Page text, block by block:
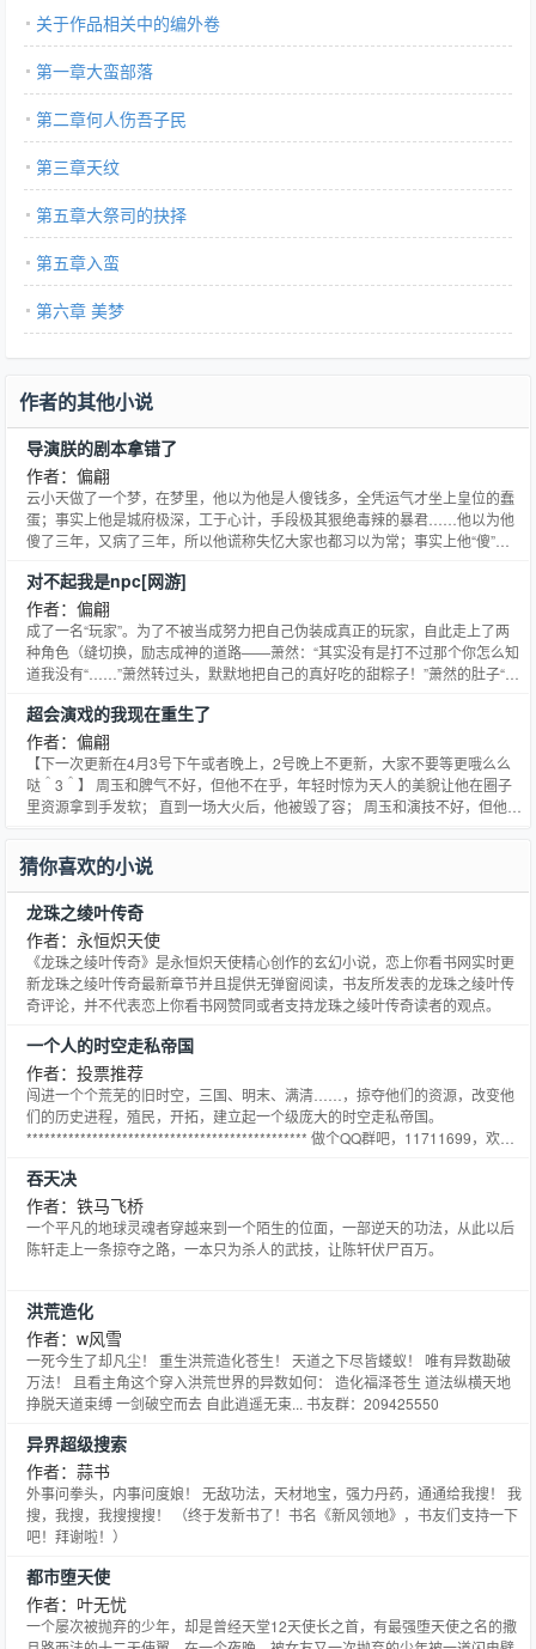
关于作品相关中的编外卷
第一章大蛮部落
第二章何人伤吾子民
第三章天纹
第五章大祭司的抉择
第五章入蛮
第六章 美梦
作者的其他小说
导演朕的剧本拿错了
作者：偏翩
云小天做了一个梦，在梦里，他以为他是人傻钱多，全凭运气才坐上皇位的蠢
蛋；事实上他是城府极深，工于心计，手段极其狠绝毒辣的暴君……他以为他
傻了三年，又病了三年，所以他谎称失忆大家也都习以为常；事实上他“傻”三
下又“失忆”的消息，所有人都觉得背后一凉……他以为他大可高枕无忧，一辈
子插科打诨；事实上他的嫔妃欺骗他！他的百姓怨恨他！他的
对不起我是npc[网游]
作者：偏翩
成了一名“玩家”。为了不被当成努力把自己伪装成真正的玩家，自此走上了两
种角色（缝切换，励志成神的道路——萧然：“其实没有是打不过那个你怎么知
道我没有“……”萧然转过头，默默地把自己的真好吃的甜粽子！”萧然的肚子“咕
把自己的这件事我想问你很久了你今天一定要告诉我！”萧然转过头，迅速开启
自己的那是一个很遥远的事情了。其实我有一个
超会演戏的我现在重生了
作者：偏翩
【下一次更新在4月3号下午或者晚上，2号晚上不更新，大家不要等更哦么么
哒＾3＾】 周玉和脾气不好，但他不在乎，年轻时惊为天人的美貌让他在圈子
里资源拿到手发软； 直到一场大火后，他被毁了容； 周玉和演技不好，但他不
火断送了他的演员生涯， 十五年后再用同一场大火断
猜你喜欢的小说
龙珠之绫叶传奇
作者：永恒炽天使
《龙珠之绫叶传奇》是永恒炽天使精心创作的玄幻小说，恋上你看书网实时更
新龙珠之绫叶传奇最新章节并且提供无弹窗阅读，书友所发表的龙珠之绫叶传
奇评论，并不代表恋上你看书网赞同或者支持龙珠之绫叶传奇读者的观点。
一个人的时空走私帝国
作者：投票推荐
闯进一个个荒芜的旧时空，三国、明末、满清……，掠夺他们的资源，改变他
们的历史进程，殖民，开拓，建立起一个级庞大的时空走私帝国。
*********************************************** 做个QQ群吧，11711699，欢迎
吞天决
作者：铁马飞桥
一个平凡的地球灵魂者穿越来到一个陌生的位面，一部逆天的功法，从此以后
陈轩走上一条掠夺之路，一本只为杀人的武技，让陈轩伏尸百万。
洪荒造化
作者：w风雪
一死今生了却凡尘！ 重生洪荒造化苍生！ 天道之下尽皆蝼蚁！ 唯有异数勘破
万法！ 且看主角这个穿入洪荒世界的异数如何： 造化福泽苍生 道法纵横天地
挣脱天道束缚 一剑破空而去 自此逍遥无束... 书友群：209425550
异界超级搜索
作者：蒜书
外事问拳头，内事问度娘！ 无敌功法，天材地宝，强力丹药，通通给我搜！ 我
搜，我搜，我搜搜搜！ （终于发新书了！书名《新风领地》，书友们支持一下
吧！拜谢啦！）
都市堕天使
作者：叶无忧
一个屡次被抛弃的少年，却是曾经天堂12天使长之首，有最强堕天使之名的撒